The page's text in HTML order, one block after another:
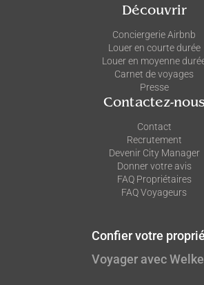
Découvrir
Conciergerie Airbnb
Louer en courte durée
Louer en moyenne
Carnet de voyages
Presse
Contactez-
Contact
Recrutement
Devenir City Manager
Donner votre avis
FAQ Propriétaires
FAQ Voyageurs
Voyager avec
Confier votre